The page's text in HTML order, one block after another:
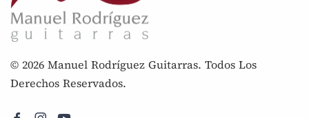
© 2026 Manuel Rodríguez Guitarras. Todos Los
Derechos Reservados.